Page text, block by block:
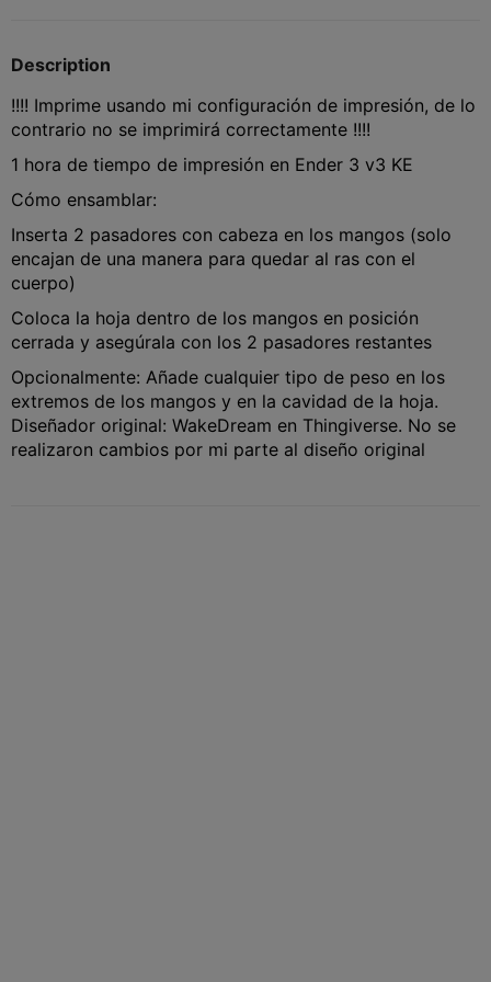
Description
!!!! Imprime usando mi configuración de impresión, de lo
contrario no se imprimirá correctamente !!!!
1 hora de tiempo de impresión en Ender 3 v3 KE
Cómo ensamblar:
Inserta 2 pasadores con cabeza en los mangos (solo
encajan de una manera para quedar al ras con el
cuerpo)
Coloca la hoja dentro de los mangos en posición
cerrada y asegúrala con los 2 pasadores restantes
Opcionalmente: Añade cualquier tipo de peso en los
extremos de los mangos y en la cavidad de la hoja.
Diseñador original: WakeDream en Thingiverse. No se
realizaron cambios por mi parte al diseño original